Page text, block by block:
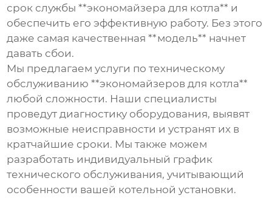
срок службы **экономайзера для котла** и
обеспечить его эффективную работу. Без этого
даже самая качественная **модель** начнет
давать сбои.
Мы предлагаем услуги по техническому
обслуживанию **экономайзеров для котла**
любой сложности. Наши специалисты
проведут диагностику оборудования, выявят
возможные неисправности и устранят их в
кратчайшие сроки. Мы также можем
разработать индивидуальный график
технического обслуживания, учитывающий
особенности вашей котельной установки.